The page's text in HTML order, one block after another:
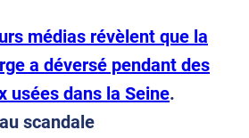
médias révèlent que la
a déversé pendant des
usées dans la Seine.
scandale